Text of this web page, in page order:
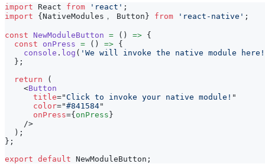
import React from 'react' ;
import
{ NativeModules， Button } from 'react-native' ;
const NewModuleButton = ( ) => {
const
onPress = ( ) => {
console . log ( 'We will invoke the native module
} ;
return
(
<Button
title="Click to invoke your native module! "
color="#841584"
onPress={ onPress }
/>
) ;
} ;
export default NewModuleButton ;